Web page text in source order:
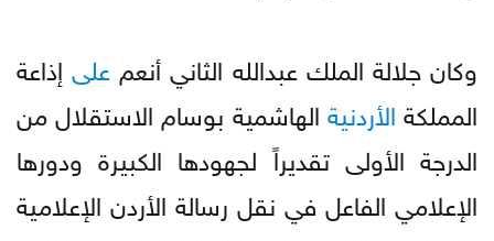
وكان جلالة الملك عبدالله الثاني أنعم علىإذاعة
المملكةالأردنيةالهاشمية بوسام الاستقلال من
الدرجة الأولى تقديراً لجهودها الكبيرة ودورها
الإعلامي الفاعل في نقل رسالة الأردن الإعلامية